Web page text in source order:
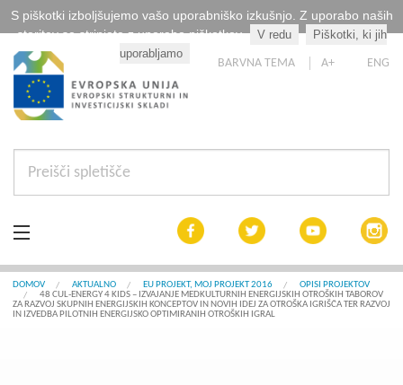
S piškotki izboljšujemo vašo uporabniško izkušnjo. Z uporabo naših
storitev se strinjate z uporabo piškotkov.
V redu
Piškotki, ki jih
uporabljamo
BARVNA TEMA A+ ENG
Aktualno
DOMOV AKTUALNO EU PROJEKT, MOJ PROJEKT 2016
OPISI PROJEKTOV
48 CUL-ENERGY 4 KIDS – IZVAJANJE MEDKULTURNIH ENERGIJSKIH OTROŠKIH TABOROV
ZA RAZVOJ SKUPNIH ENERGIJSKIH KONCEPTOV IN NOVIH IDEJ ZA OTROŠKA IGRIŠČA TER RAZVOJ
IN IZVEDBA PILOTNIH ENERGIJSKO OPTIMIRANIH OTROŠKIH IGRAL